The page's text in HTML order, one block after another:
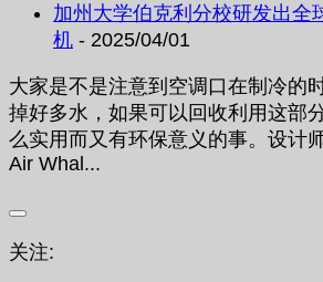
加州大学伯克利分校研发出全
机 - 2025/04/01
大家是不是注意到空调口在制冷的
掉好多水，如果可以回收利用这部
么实用而又有环保意义的事。设计
Air Whal...
关注: